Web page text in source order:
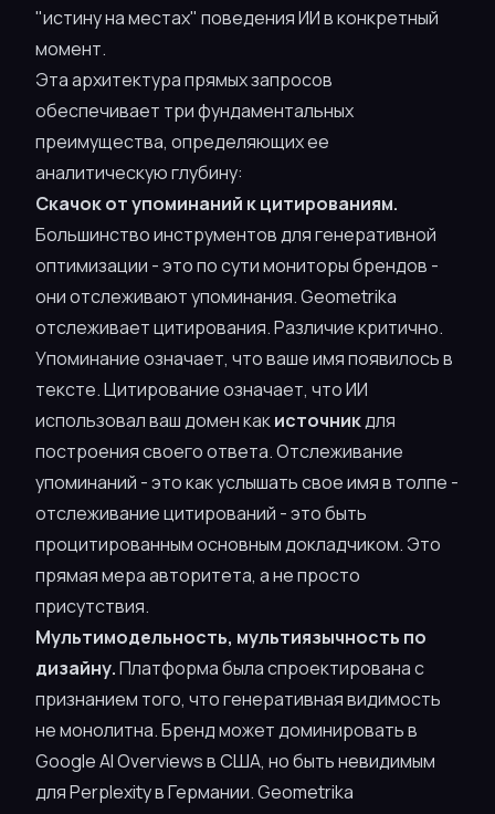
"истину на местах" поведения ИИ в конкретный
момент.
Эта архитектура прямых запросов
обеспечивает три фундаментальных
преимущества, определяющих ее
аналитическую глубину:
Скачок от упоминаний к цитированиям.
Большинство инструментов для генеративной
оптимизации - это по сути мониторы брендов -
они отслеживаютупоминания. Geometrika
отслеживаетцитирования. Различие критично.
Упоминание означает, что ваше имя появилось в
тексте. Цитирование означает, что ИИ
использовал ваш домен какисточникдля
построения своего ответа. Отслеживание
упоминаний - это как услышать свое имя в толпе -
отслеживание цитирований - это быть
процитированным основным докладчиком. Это
прямая мера авторитета, а не просто
присутствия.
Мультимодельность, мультиязычность по
дизайну.Платформа была спроектирована с
признанием того, что генеративная видимость
не монолитна. Бренд может доминировать в
Google AI Overviews в США, но быть невидимым
для Perplexity в Германии. Geometrika